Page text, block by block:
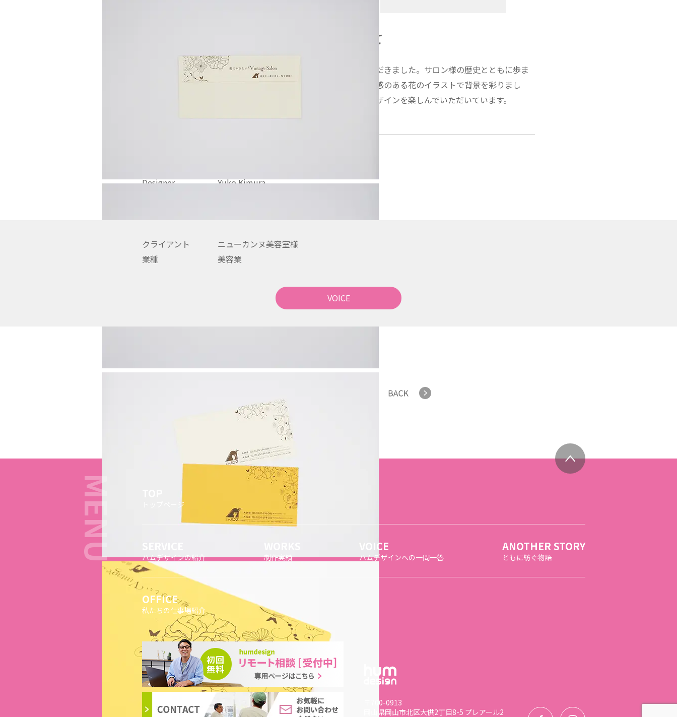
既存のロゴを引き立てるデザインを目指して
技術力のある老舗のヘアサロン様からの封筒制作のご依頼をいただきました。サロン様の歴史とともに歩ま
れてきたロゴマークをモダンな印象に出来るよう、ヴィンテージ感のある花のイラストで背景を彩りまし
た。また、増刷の際にデザインは変えず色を新調し、引き続きデザインを楽しんでいただいています。
Designer
Yuko Kimura
クライアント
ニューカンヌ美容室様
業種
美容業
VOICE
トップページ
ハムデザインの紹介 制作実績
VOICE
ハムデザインへの一問一答
ANOTHER STORY
ともに紡ぐ物語
OFFICE
私たちの仕事場紹介
〒700-0913
岡山県岡山市北区大供2丁目8-5 プレアール2